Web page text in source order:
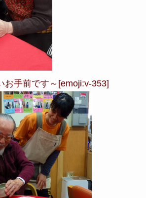
お手前です～[emoji:v-353]